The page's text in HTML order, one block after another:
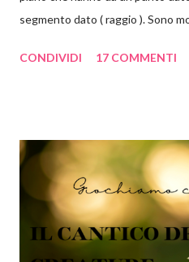
segmento dato ( raggio ). Sono
presenta né un inizio né una
Secondo la psicologia delle
cerchi ed ovali tendono a
di armonia e protezione. Al
trasmette stabilità, il cerchio si
lo scorrere del tempo, il
CONDIVIDI 17 COMMENTI